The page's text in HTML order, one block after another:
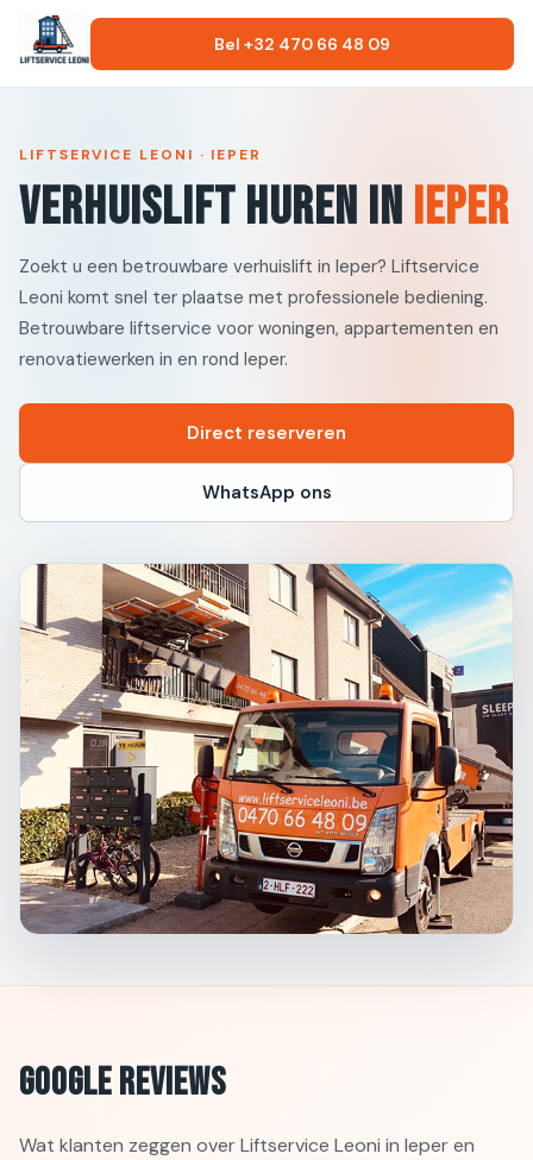
Bel +32 470 66 48 09
LIFTSERVICE LEONI · IEPER
Verhuislift huren in Ieper
Zoekt u een betrouwbare verhuislift in Ieper? Liftservice
Leoni komt snel ter plaatse met professionele bediening.
Betrouwbare liftservice voor woningen, appartementen en
renovatiewerken in en rond Ieper.
Direct reserveren
WhatsApp ons
Google Reviews
Wat klanten zeggen over Liftservice Leoni in Ieper en